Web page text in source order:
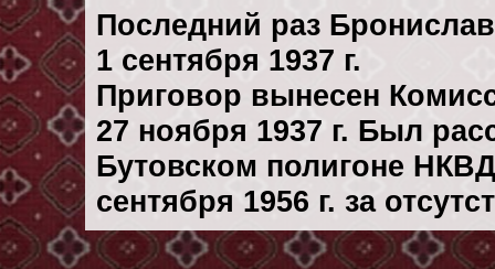
Последний раз
1 сентября 1937 г.
Приговор вынесен
27 ноября 1937 г. Был
Бутовском полигоне
сентября 1956 г. за